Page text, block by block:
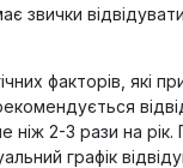
звички
факторів, які
ніж 2-3 рази на рік.
графік